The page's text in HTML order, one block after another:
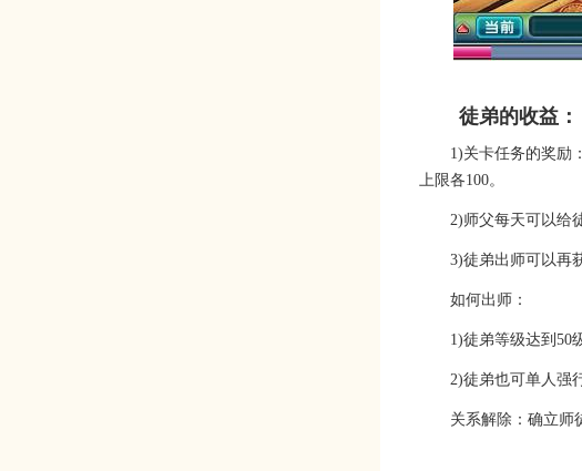
徒弟的收益：
1)关卡任务的奖励
上限各100。
2)师父每天可以给
3)徒弟出师可以再
如何出师：
1)徒弟等级达到50
2)徒弟也可单人强
关系解除：确立师